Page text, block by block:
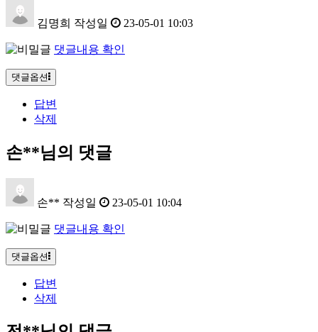
김명희 작성일 23-05-01 10:03
댓글내용 확인
댓글옵션
답변
삭제
손**님의 댓글
손** 작성일 23-05-01 10:04
댓글내용 확인
댓글옵션
답변
삭제